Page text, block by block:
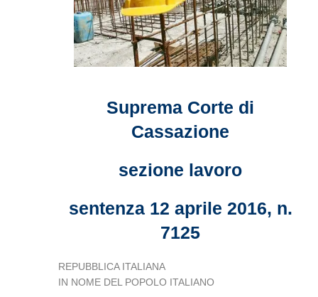
Suprema Corte di
Cassazione
sezione lavoro
sentenza 12 aprile 2016, n.
7125
REPUBBLICA ITALIANA
IN NOME DEL POPOLO ITALIANO